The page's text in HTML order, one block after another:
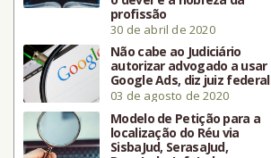
profissão
30 de abril de 2020
Não cabe ao Judiciário
autorizar advogado a usar
Google Ads, diz juiz federal
03 de agosto de 2020
Modelo de Petição para a
localização do Réu via
SisbaJud, SerasaJud,